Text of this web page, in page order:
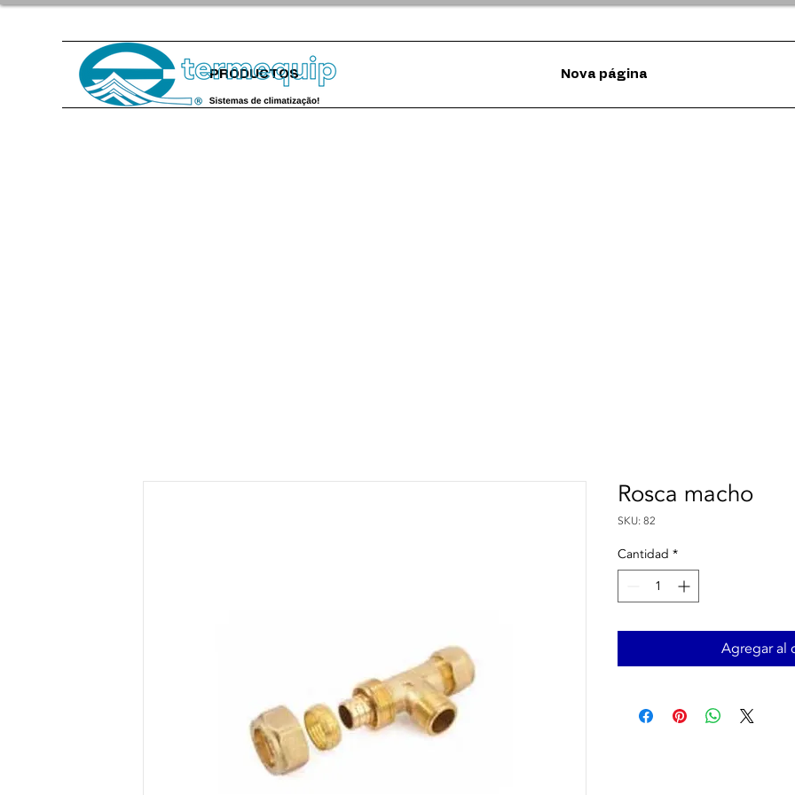
PRODUCTOS Nova página
Rosca macho
SKU: 82
Cantidad *
Agregar al